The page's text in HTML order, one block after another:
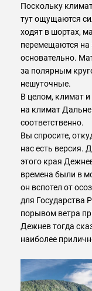
Поскольку
тут ощущаются
ходят в шортах,
перемещаются на
основательно.
за полярным
нешуточные.
В целом, климат
на климат
соответственно.
Вы спросите,
нас есть версия.
этого края
времена были в
он вспотел от
для Государства
порывом ветра
Дежнев тогда
наиболее